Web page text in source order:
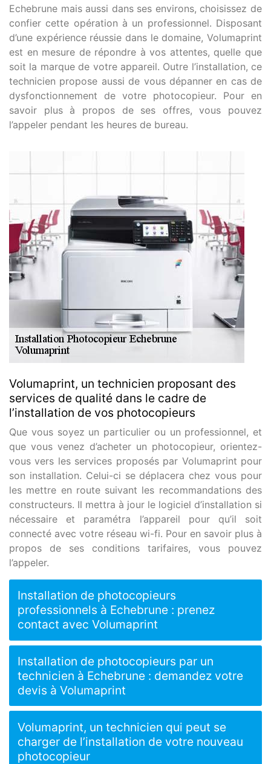
Echebrune mais aussi dans ses environs, choisissez de
confier cette opération à un professionnel. Disposant
d’une expérience réussie dans le domaine, Volumaprint
est en mesure de répondre à vos attentes, quelle que
soit la marque de votre appareil. Outre l’installation, ce
technicien propose aussi de vous dépanner en cas de
dysfonctionnement de votre photocopieur. Pour en
savoir plus à propos de ses offres, vous pouvez
l’appeler pendant les heures de bureau.
Volumaprint, un technicien proposant des
services de qualité dans le cadre de
l’installation de vos photocopieurs
Que vous soyez un particulier ou un professionnel, et
que vous venez d’acheter un photocopieur, orientez-
vous vers les services proposés par Volumaprint pour
son installation. Celui-ci se déplacera chez vous pour
les mettre en route suivant les recommandations des
constructeurs. Il mettra à jour le logiciel d’installation si
nécessaire et paramétra l’appareil pour qu’il soit
connecté avec votre réseau wi-fi. Pour en savoir plus à
propos de ses conditions tarifaires, vous pouvez
l’appeler.
Installation de photocopieurs
professionnels à Echebrune : prenez
contact avec Volumaprint
Installation de photocopieurs par un
technicien à Echebrune : demandez votre
devis à Volumaprint
Volumaprint, un technicien qui peut se
charger de l’installation de votre nouveau
photocopieur